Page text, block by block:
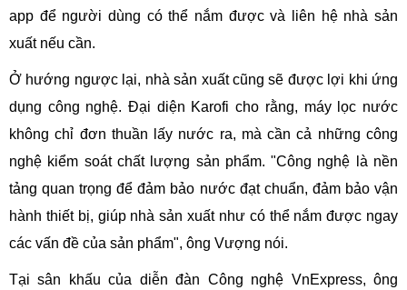
app để người dùng có thể nắm được và liên hệ nhà sản
xuất nếu cần.
Ở hướng ngược lại, nhà sản xuất cũng sẽ được lợi khi ứng
dụng công nghệ. Đại diện Karofi cho rằng, máy lọc nước
không chỉ đơn thuần lấy nước ra, mà cần cả những công
nghệ kiểm soát chất lượng sản phẩm. "Công nghệ là nền
tảng quan trọng để đảm bảo nước đạt chuẩn, đảm bảo vận
hành thiết bị, giúp nhà sản xuất như có thể nắm được ngay
các vấn đề của sản phẩm", ông Vượng nói.
Tại sân khấu của diễn đàn Công nghệ VnExpress, ông